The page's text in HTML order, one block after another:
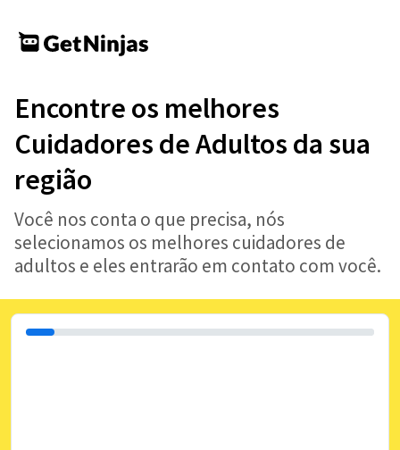
Encontre os melhores
Cuidadores de Adultos da sua
região
Você nos conta o que precisa, nós
selecionamos os melhores cuidadores de
adultos e eles entrarão em contato com você.